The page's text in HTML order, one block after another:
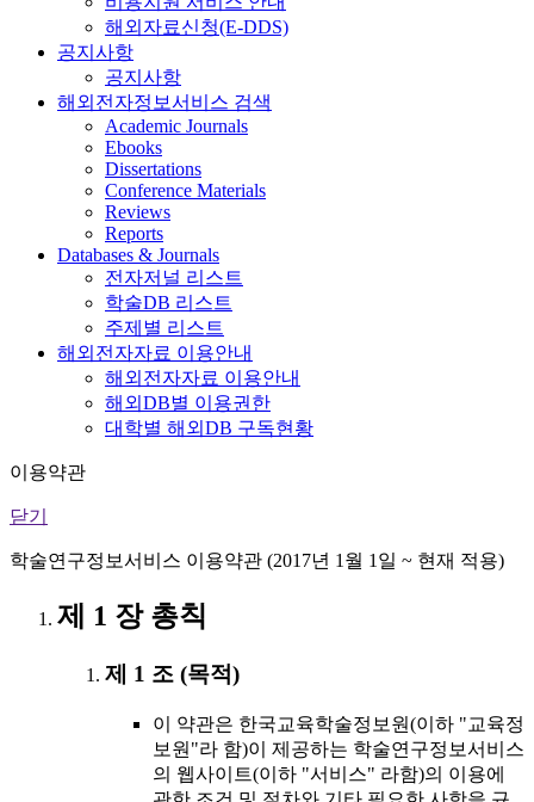
해외자료신청(E-DDS)
공지사항
공지사항
해외전자정보서비스 검색
Academic Journals
Ebooks
Dissertations
Conference Materials
Reviews
Reports
Databases & Journals
전자저널 리스트
학술DB 리스트
주제별 리스트
해외전자자료 이용안내
해외전자자료 이용안내
해외DB별 이용권한
대학별 해외DB 구독현황
이용약관
닫기
학술연구정보서비스 이용약관 (2017년 1월 1일 ~ 현재 적용)
제 1 장 총칙
제 1 조 (목적)
이 약관은 한국교육학술정보원(이하 "교육정
보원"라 함)이 제공하는 학술연구정보서비스
의 웹사이트(이하 "서비스" 라함)의 이용에